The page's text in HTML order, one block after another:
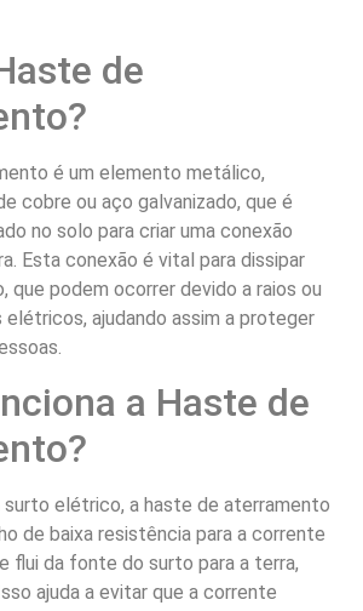
de
é um elemento metálico,
cobre ou aço galvanizado, que é
no solo para criar uma conexão
Esta conexão é vital para dissipar
que podem ocorrer devido a raios ou
ajudando assim a proteger
a Haste de
surto elétrico, a haste de aterramento
de baixa resistência para a corrente
flui da fonte do surto para a terra,
ajuda a evitar que a corrente